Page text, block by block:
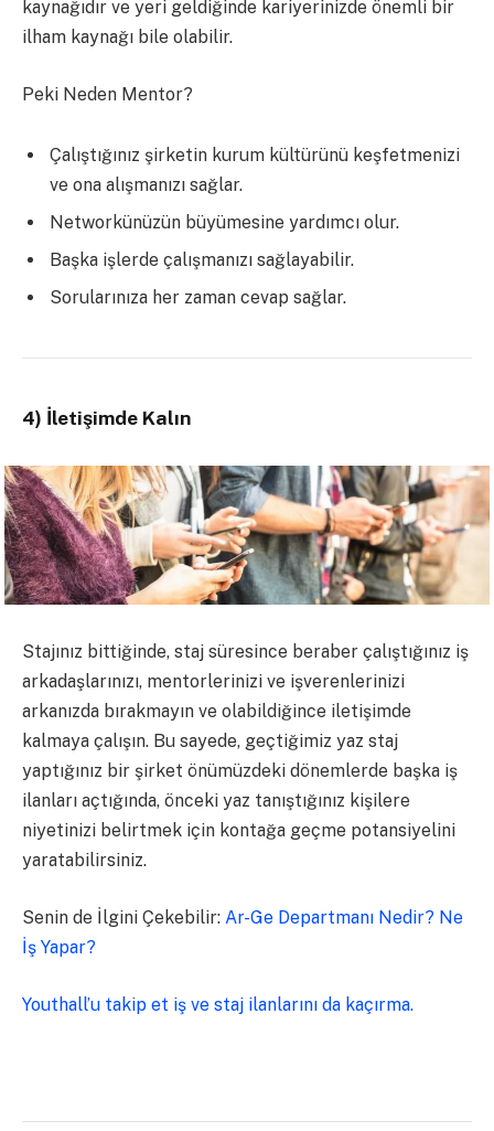
kaynağıdır ve yeri geldiğinde kariyerinizde önemli bir
ilham kaynağı bile olabilir.
Peki Neden Mentor?
Çalıştığınız şirketin kurum kültürünü keşfetmenizi
ve ona alışmanızı sağlar.
Networkünüzün büyümesine yardımcı olur.
Başka işlerde çalışmanızı sağlayabilir.
Sorularınıza her zaman cevap sağlar.
4) İletişimde Kalın
Stajınız bittiğinde, staj süresince beraber çalıştığınız iş
arkadaşlarınızı, mentorlerinizi ve işverenlerinizi
arkanızda bırakmayın ve olabildiğince iletişimde
kalmaya çalışın. Bu sayede, geçtiğimiz yaz staj
yaptığınız bir şirket önümüzdeki dönemlerde başka iş
ilanları açtığında, önceki yaz tanıştığınız kişilere
niyetinizi belirtmek için kontağa geçme potansiyelini
yaratabilirsiniz.
Senin de İlgini Çekebilir: Ar-Ge Departmanı Nedir? Ne
İş Yapar?
Youthall’u takip et iş ve staj ilanlarını da kaçırma.